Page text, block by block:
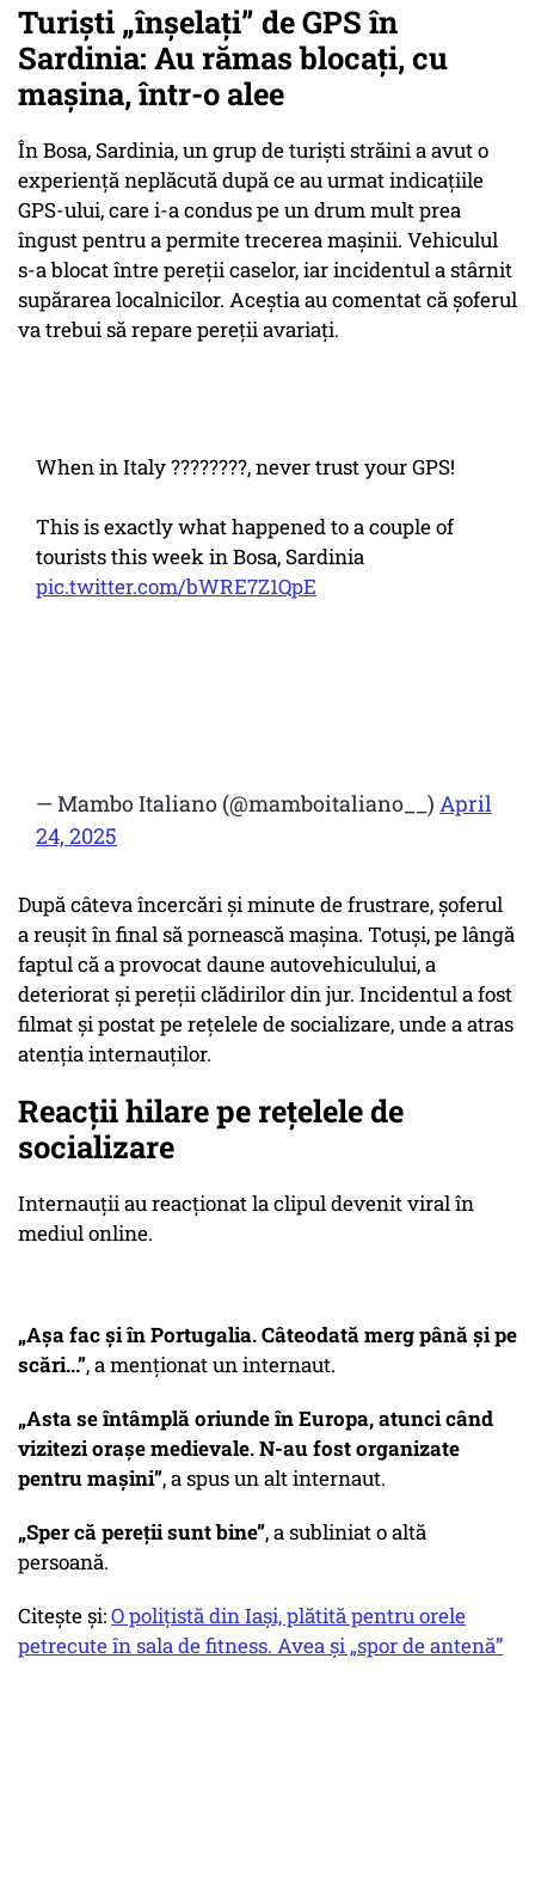
Turiști „înșelați” de GPS în
Sardinia: Au rămas blocați, cu
mașina, într-o alee
În Bosa, Sardinia, un grup de turiști străini a avut o
experiență neplăcută după ce au urmat indicațiile
GPS-ului, care i-a condus pe un drum mult prea
îngust pentru a permite trecerea mașinii. Vehiculul
s-a blocat între pereții caselor, iar incidentul a stârnit
supărarea localnicilor. Aceștia au comentat că șoferul
va trebui să repare pereții avariați.
When in Italy ????????, never trust your GPS!
This is exactly what happened to a couple of
tourists this week in Bosa, Sardinia
pic.twitter.com/bWRE7Z1QpE
— Mambo Italiano (@mamboitaliano__) April
24, 2025
După câteva încercări și minute de frustrare, șoferul
a reușit în final să pornească mașina. Totuși, pe lângă
faptul că a provocat daune autovehiculului, a
deteriorat și pereții clădirilor din jur. Incidentul a fost
filmat și postat pe rețelele de socializare, unde a atras
atenția internauților.
Reacții hilare pe rețelele de
socializare
Internauții au reacționat la clipul devenit viral în
mediul online.
„Așa fac și în Portugalia. Câteodată merg până și pe
scări...”, a menționat un internaut.
„Asta se întâmplă oriunde în Europa, atunci când
vizitezi orașe medievale. N-au fost organizate
pentru mașini”, a spus un alt internaut.
„Sper că pereții sunt bine”, a subliniat o altă
persoană.
Citește și:O polițistă din Iași, plătită pentru orele
petrecute în sala de fitness. Avea și „spor de antenă”